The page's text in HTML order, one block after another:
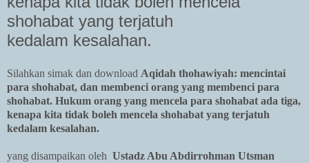
shohabat yang terjatuh
kedalam kesalahan.
Silahkan simak dan download Aqidah thohawiyah: mencintai
para shohabat, dan membenci orang yang membenci para
shohabat. Hukum orang yang mencela para shohabat ada tiga,
kenapa kita tidak boleh mencela shohabat yang terjatuh
kedalam kesalahan.
yang disampaikan oleh Ustadz Abu Abdirrohman Utsman